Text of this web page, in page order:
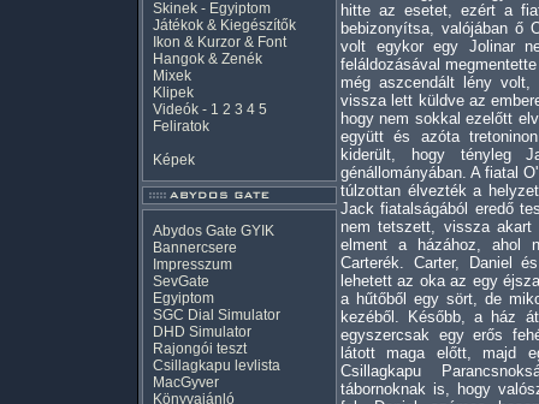
Skinek - Egyiptom
Játékok & Kiegészítők
Ikon & Kurzor & Font
Hangok & Zenék
Mixek
Klipek
Videók - 1 2 3 4 5
Feliratok
Képek
Abydos Gate GYIK
Bannercsere
Impresszum
SevGate
Egyiptom
SGC Dial Simulator
DHD Simulator
Rajongói teszt
Csillagkapu levlista
MacGyver
Könyvajánló
hitte az esetet, ezért a
bebizonyítsa, valójában ő
volt egykor egy Jolinar
feláldozásával
még aszcendált lény
vissza lett küldve az
hogy nem sokkal ezelőtt
együtt és azóta
kiderült, hogy tényleg
génállományában. A fiatal
túlzottan élvezték a
Jack fiatalságából eredő
nem tetszett, vissza akart
elment a házához, ahol
Carterék. Carter, Daniel
lehetett az oka az egy
a hűtőből egy sört, de
kezéből. Később, a ház
egyszercsak egy erős
látott maga előtt, majd
Csillagkapu
tábornoknak is, hogy